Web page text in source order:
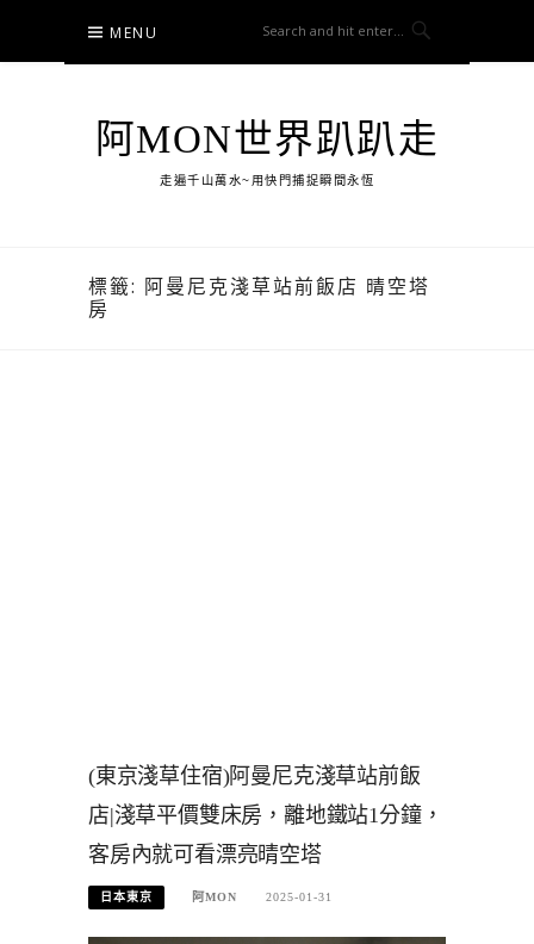
content
MENU
阿MON世界趴趴走
走遍千山萬水~用快門捕捉瞬間永恆
標籤: 阿曼尼克淺草站前飯店 晴空塔
房
(東京淺草住宿)阿曼尼克淺草站前飯
店|淺草平價雙床房，離地鐵站1分鐘，
客房內就可看漂亮晴空塔
日本東京 阿MON 2025-01-31